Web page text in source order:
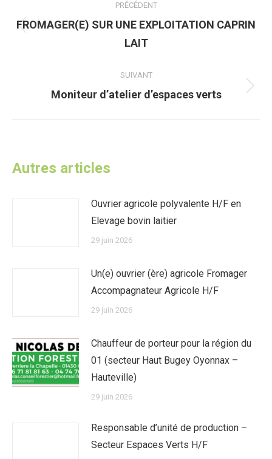
article
PRÉCÉDENT
précédent
FROMAGER(E) SUR UNE EXPLOITATION CAPRIN
LAIT
SUIVANT
Article
Moniteur d’atelier d’espaces verts
Autres articles
Ouvrier agricole polyvalente H/F en
Elevage bovin laitier
29 juin 2026
Un(e) ouvrier (ère) agricole Fromager
Accompagnateur Agricole H/F
29 juin 2026
Chauffeur de porteur pour la région du
01 (secteur Haut Bugey Oyonnax –
Hauteville)
29 juin 2026
Responsable d’unité de production –
Secteur Espaces Verts H/F